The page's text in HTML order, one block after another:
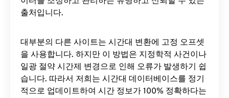
출처입니다.
대부분의 다른 사이트는 시간대 변환에 ​​고정 오프셋
을 사용합니다. 하지만 이 방법은 지정학적 사건이나
일광 절약 시간제 변경으로 인해 오류가 발생하기 쉽
습니다. 따라서 저희는 시간대 데이터베이스를 정기
적으로 업데이트하여 시간 정보가 100% 정확하다는